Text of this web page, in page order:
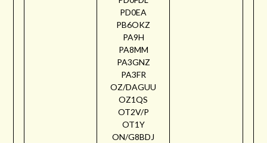
PD0EA
PB6OKZ
PA9H
PA8MM
PA3GNZ
PA3FR
OZ/DAGUU
OZ1QS
OT2V/P
OT1Y
ON/G8BDJ